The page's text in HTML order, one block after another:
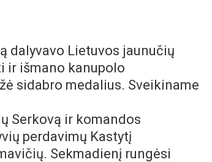
dalyvavo Lietuvos jaunučių
ir išmano kanupolo
sidabro medalius. Sveikiname
Serkovą ir komandos
perdavimų Kastytį
Sekmadienį rungėsi